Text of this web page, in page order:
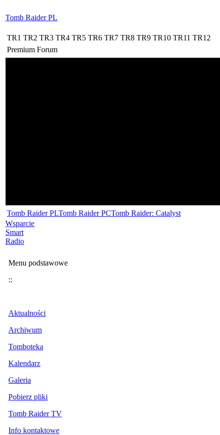
Tomb Raider PL
TR1 TR2 TR3 TR4 TR5 TR6 TR7 TR8 TR9 TR10 TR11 TR12
Premium Forum
Tomb Raider PLTomb Raider PCTomb Raider: Catalyst
Wsparcie
Smart
Radio
Menu podstawowe
::
Aktualności
Archiwum
Tomboteka
Kalendarz
Galeria
Pobierz pliki
Tomb Raider TV
Info kontaktowe